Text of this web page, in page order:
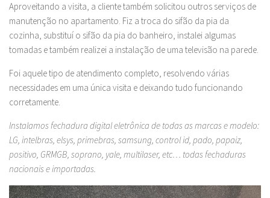
Aproveitando a visita, a cliente também solicitou outros serviços de
manutenção no apartamento. Fiz a troca do sifão da pia da
cozinha, substituí o sifão da pia do banheiro, instalei algumas
tomadas e também realizei a instalação de uma televisão na parede.
Foi aquele tipo de atendimento completo, resolvendo várias
necessidades em uma única visita e deixando tudo funcionando
corretamente.
Instalamos fechadura digital eletrônica de todas as marcas e modelo:
LG, intelbras, elsys, primebras, samsung, control id, pado, papaiz,
positivo, GRMGB, soprano, yale, multilaser, etc… todas fechaduras
nacionais e importadas.